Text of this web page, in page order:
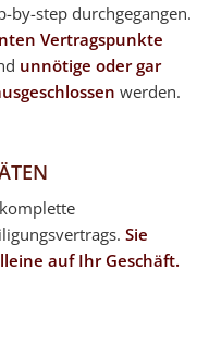
by-step durchgegangen.
Vertragspunkte
unnötige oder gar
werden.
Sie
auf Ihr Geschäft.